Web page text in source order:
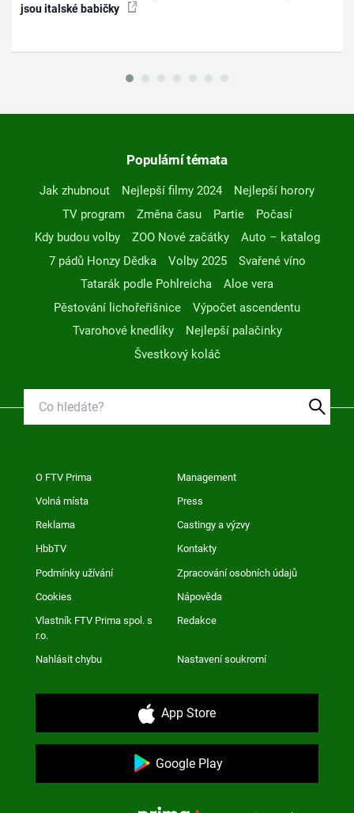
jsou italské babičky
Populární témata
Jak zhubnout Nejlepší filmy 2024
Nejlepší horory
TV program
Změna času Partie
Počasí
Kdy budou volby
ZOO Nové začátky
Auto – katalog
7 pádů Honzy Dědka
Volby 2025
Svařené víno
Tatarák podle Pohlreicha
Aloe vera
Pěstování lichořeřišnice
Výpočet ascendentu
Tvarohové knedlíky
Nejlepší palačinky
Švestkový koláč
O FTV Prima Management
Volná místa Press
Reklama Castingy a výzvy
HbbTV Kontakty
Podmínky užívání Zpracování osobních údajů
Cookies Nápověda
Vlastník FTV Prima spol. s
r.o.
Redakce
Nahlásit chybu Nastavení soukromí
App Store
Google Play